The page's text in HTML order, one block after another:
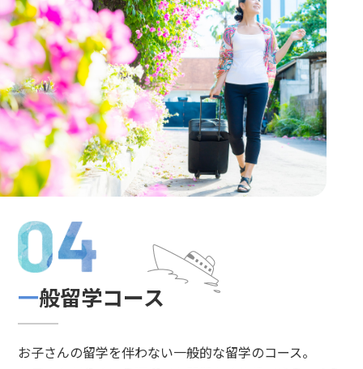
一般留学コース
お子さんの留学を伴わない一般的な留学のコース。